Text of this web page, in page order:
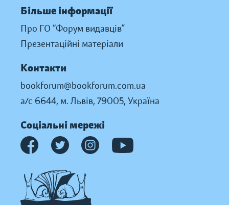
Більше інформації
Про ГО “Форум видавців”
Презентаційні матеріали
Контакти
bookforum@bookforum.com.ua
а/с 6644, м. Львів, 79005, Україна
Соціальні мережі